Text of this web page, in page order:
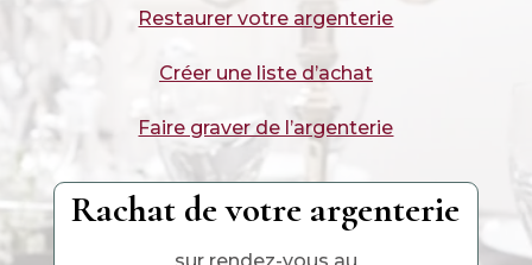
Restaurer votre argenterie
Créer une liste d’achat
Faire graver de l’argenterie
Rachat de votre argenterie